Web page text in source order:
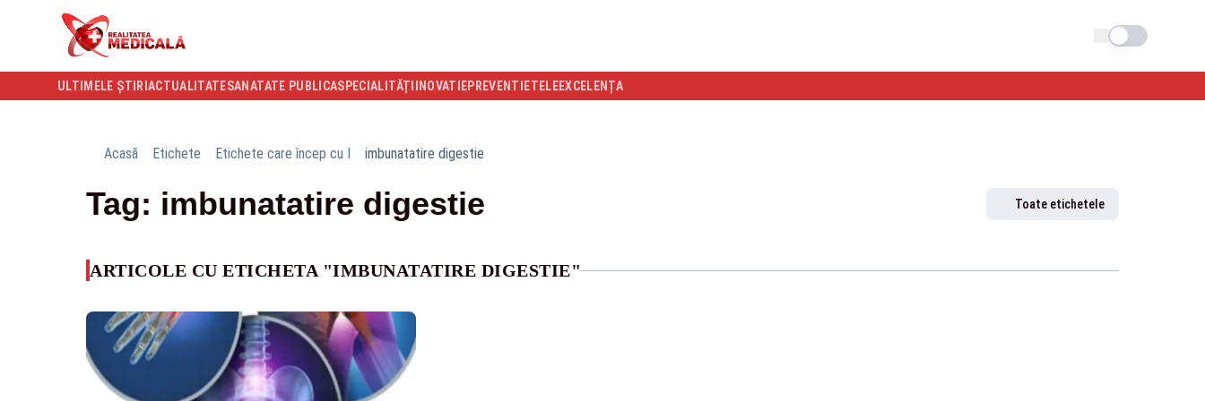
Schimba tema
ULTIMELE ȘTIRI ACTUALITATESANATATE PUBLICASPECIALITĂȚI INOVATIEPREVENTIETELEEXCELENȚA
Acasă Etichete Etichete care încep cu I imbunatatire digestie
Tag: imbunatatire digestie Toate etichetele
ARTICOLE CU ETICHETA "IMBUNATATIRE DIGESTIE"